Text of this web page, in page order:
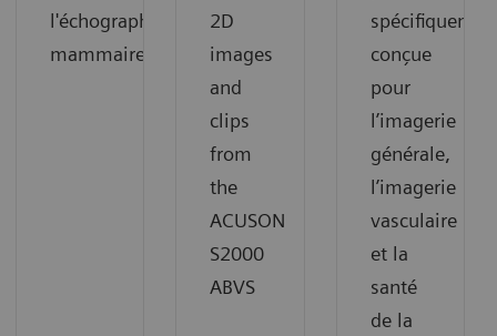
l'échographie
mammaire.
2D
images
and
clips
from
the
ACUSON
S2000
ABVS
conçue
pour
l’imagerie
générale,
l’imagerie
vasculaire
et la
santé
de la